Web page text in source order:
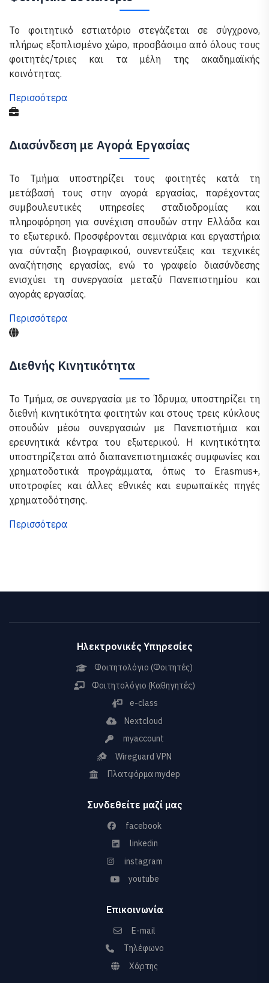
Το φοιτητικό εστιατόριο στεγάζεται σε σύγχρονο,
πλήρως εξοπλισμένο χώρο, προσβάσιμο από όλους τους
φοιτητές/τριες και τα μέλη της ακαδημαϊκής
κοινότητας.
Περισσότερα
Διασύνδεση με Αγορά Εργασίας
Το Τμήμα υποστηρίζει τους φοιτητές κατά τη
μετάβασή τους στην αγορά εργασίας, παρέχοντας
συμβουλευτικές υπηρεσίες σταδιοδρομίας και
πληροφόρηση για συνέχιση σπουδών στην Ελλάδα και
το εξωτερικό. Προσφέρονται σεμινάρια και εργαστήρια
για σύνταξη βιογραφικού, συνεντεύξεις και τεχνικές
αναζήτησης εργασίας, ενώ το γραφείο διασύνδεσης
ενισχύει τη συνεργασία μεταξύ Πανεπιστημίου και
αγοράς εργασίας.
Περισσότερα
Διεθνής Κινητικότητα
Το Τμήμα, σε συνεργασία με το Ίδρυμα, υποστηρίζει τη
διεθνή κινητικότητα φοιτητών και στους τρεις κύκλους
σπουδών μέσω συνεργασιών με Πανεπιστήμια και
ερευνητικά κέντρα του εξωτερικού. Η κινητικότητα
υποστηρίζεται από διαπανεπιστημιακές συμφωνίες και
χρηματοδοτικά προγράμματα, όπως το Erasmus+,
υποτροφίες και άλλες εθνικές και ευρωπαϊκές πηγές
χρηματοδότησης.
Περισσότερα
Ηλεκτρονικές Υπηρεσίες
Φοιτητολόγιο (Φοιτητές)
Φοιτητολόγιο (Καθηγητές)
e-class
Nextcloud
myaccount
Wireguard VPN
Πλατφόρμα mydep
Συνδεθείτε μαζί μας
facebook
linkedin
instagram
youtube
Επικοινωνία
E-mail
Τηλέφωνο
Χάρτης